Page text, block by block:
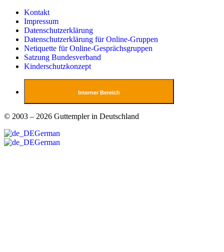
Kontakt
Impressum
Datenschutzerklärung
Datenschutzerklärung für Online-Gruppen
Netiquette für Online-Gesprächsgruppen
Satzung Bundesverband
Kinderschutzkonzept
Interner Bereich
© 2003 – 2026 Guttempler in Deutschland
German
German